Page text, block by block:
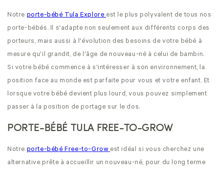
Notre porte-bébé Tula Exploreest le plus polyvalent de tous nos
porte-bébés. Il s'adapte non seulement aux différents corps des
porteurs, mais aussi à l'évolution des besoins de votre bébé à
mesure qu'il grandit, de l'âge de nouveau-né à celui de bambin.
Si votre bébé commence à s'intéresser à son environnement, la
position face au monde est parfaite pour vous et votre enfant. Et
lorsque votre bébé devient plus lourd, vous pouvez simplement
passer à la position de portage sur le dos.
PORTE-BÉBÉ TULA FREE-TO-GROW
Notre porte-bébé Free-to-Grow est idéal si vous cherchez une
alternative prête à accueillir un nouveau-né, pour du long terme